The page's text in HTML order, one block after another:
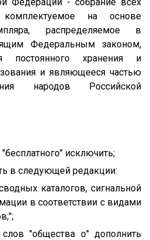
на основе
распределяемое в
Федеральным законом,
постоянного хранения и
и являющееся частью
народов Российской
исключить;
в следующей редакции:
каталогов, сигнальной
в соответствии с видами
"общества о" дополнить